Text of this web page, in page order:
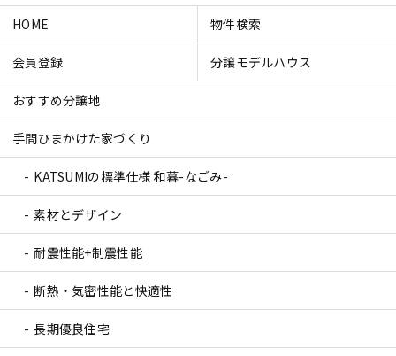
HOME 物件検索
会員登録 分譲モデルハウス
おすすめ分譲地
手間ひまかけた家づくり
KATSUMIの標準仕様 和暮-なごみ-
素材とデザイン
耐震性能+制震性能
断熱・気密性能と快適性
長期優良住宅